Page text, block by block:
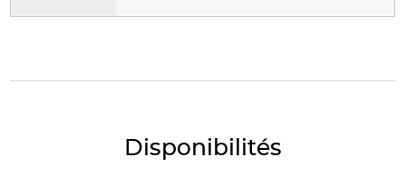
Disponibilités